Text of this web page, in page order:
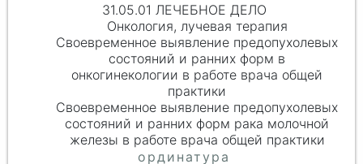
31.05.01 ЛЕЧЕБНОЕ ДЕЛО
Онкология, лучевая терапия
Своевременное выявление предопухолевых
состояний и ранних форм в
онкогинекологии в работе врача общей
практики
Своевременное выявление предопухолевых
состояний и ранних форм рака молочной
железы в работе врача общей практики